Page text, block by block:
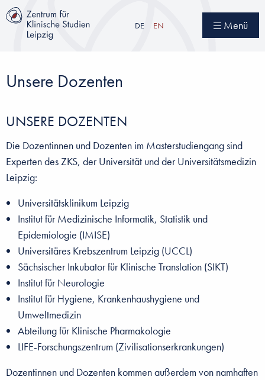
Direkt
zum
DE EN Menü
Unsere Dozenten
UNSERE DOZENTEN
Die Dozentinnen und Dozenten im Masterstudiengang sind
Experten des ZKS, der Universität und der Universitätsmedizin
Leipzig:
Universitätsklinikum Leipzig
Institut für Medizinische Informatik, Statistik und
Epidemiologie (IMISE)
Universitäres Krebszentrum Leipzig (UCCL)
Sächsischer Inkubator für Klinische Translation (SIKT)
Institut für Neurologie
Institut für Hygiene, Krankenhaushygiene und
Umweltmedizin
Abteilung für Klinische Pharmakologie
LIFE-Forschungszentrum (Zivilisationserkrankungen)
Dozentinnen und Dozenten kommen außerdem von namhaften